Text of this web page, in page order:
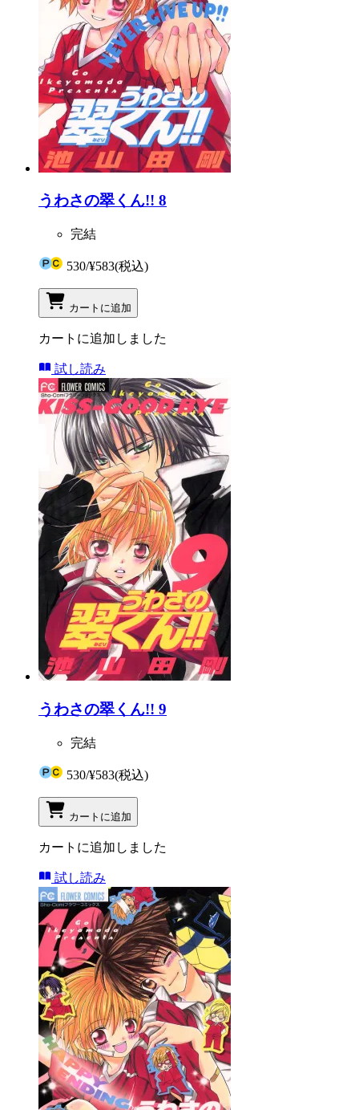
うわさの翠くん!! 8
完結
530/¥583(税込)
カートに追加
カートに追加しました
試し読み
うわさの翠くん!! 9
完結
530/¥583(税込)
カートに追加
カートに追加しました
試し読み